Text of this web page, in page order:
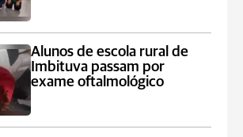
Alunos de escola rural de
Imbituva passam por
exame oftalmológico